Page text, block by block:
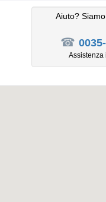
Aiuto?
☎
Assistenza